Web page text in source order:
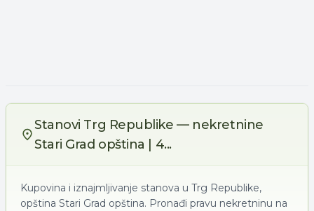
Stanovi Trg Republike — nekretnine
Stari Grad opština | 4...
Kupovina i iznajmljivanje stanova u Trg Republike,
opština Stari Grad opština. Pronađi pravu nekretninu na